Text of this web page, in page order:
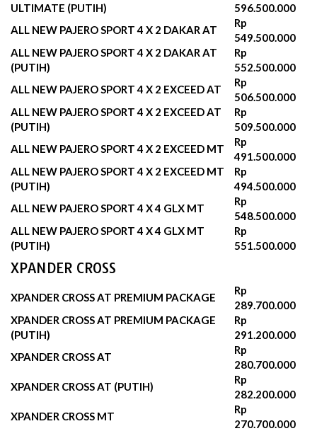
ULTIMATE (PUTIH)
596.500.000‬
ALL NEW PAJERO SPORT 4 X 2 DAKAR AT
Rp
549.500.000
ALL NEW PAJERO SPORT 4 X 2 DAKAR AT
(PUTIH)
Rp
552.500.000‬
ALL NEW PAJERO SPORT 4 X 2 EXCEED AT
Rp
506.500.000
ALL NEW PAJERO SPORT 4 X 2 EXCEED AT
(PUTIH)
Rp
509.500.000‬
ALL NEW PAJERO SPORT 4 X 2 EXCEED MT
Rp
491.500.000
ALL NEW PAJERO SPORT 4 X 2 EXCEED MT
(PUTIH)
Rp
494.500.000‬
ALL NEW PAJERO SPORT 4 X 4 GLX MT
Rp
548.500.000
ALL NEW PAJERO SPORT 4 X 4 GLX MT
(PUTIH)
Rp
551.500.000‬
XPANDER CROSS
XPANDER CROSS AT PREMIUM PACKAGE
Rp
289.700.000‬
XPANDER CROSS AT PREMIUM PACKAGE
(PUTIH)
Rp
291.200.000‬
XPANDER CROSS AT
Rp
280.700.000‬
XPANDER CROSS AT (PUTIH)
Rp
282.200.000‬
XPANDER CROSS MT
Rp
270.700.000‬